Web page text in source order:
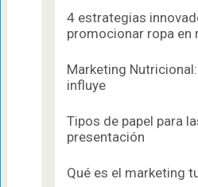
4 estrategias
promocionar ropa en
Marketing
influye
Tipos de papel para
presentación
Qué es el marketing